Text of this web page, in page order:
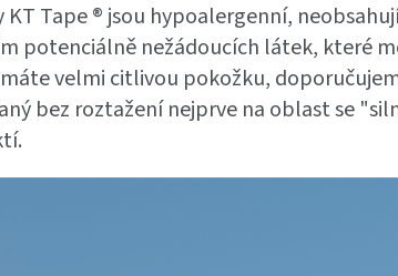
KT Tape ® jsou hypoalergenní,
potenciálně nežádoucích látek, které
velmi citlivou pokožku,
bez roztažení nejprve na oblast se